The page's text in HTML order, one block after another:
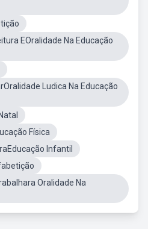
EOralidade Na Educação
Ludica Na Educação
Física
Infantil
Oralidade Na